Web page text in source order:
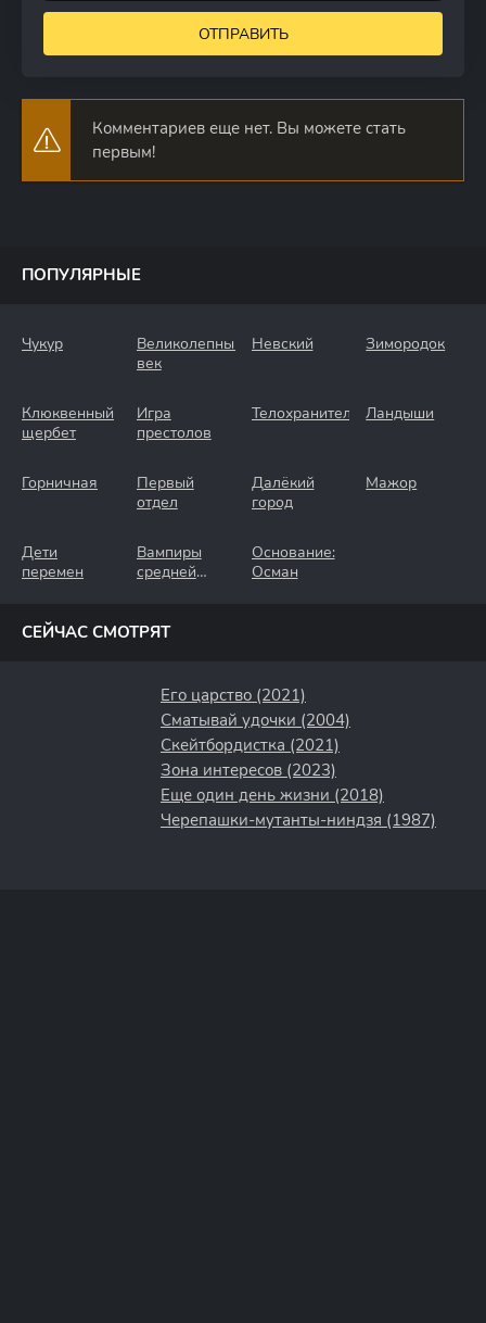
ОТПРАВИТЬ
Комментариев еще нет. Вы можете стать
первым!
ПОПУЛЯРНЫЕ
Чукур
Великолепный
век
Невский Зимородок
Клюквенный
щербет
Игра
престолов
Телохранители Ландыши
Горничная
Первый
отдел
Далёкий
город
Мажор
Дети
перемен
Вампиры
средней
Основание:
Осман
СЕЙЧАС СМОТРЯТ
Его царство (2021)
Сматывай удочки (2004)
Скейтбордистка (2021)
Зона интересов (2023)
Еще один день жизни (2018)
Черепашки-мутанты-ниндзя (1987)